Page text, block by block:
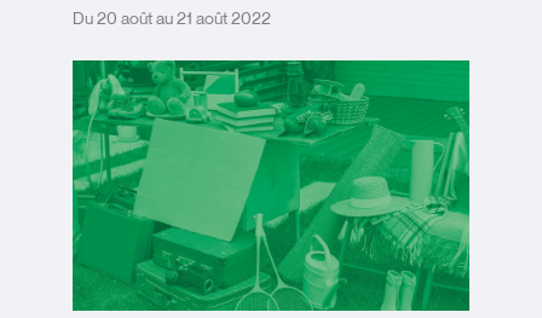
Du 20 août au 21 août 2022